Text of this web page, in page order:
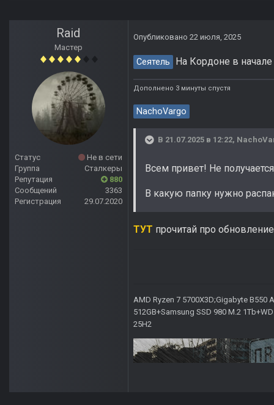
Raid
Мастер
Статус
Не в сети
Группа
Сталкеры
Репутация
880
Сообщений
3363
Регистрация
29.07.2020
Опубликовано 22 июля, 2025
Сеятель На Кордоне в
Дополнено 3 минуты спустя
NachoVargo
В 21.07.2025 в 12:22,
Всем привет! Не
В какую папку нужно
ТУТ прочитай про обновление
AMD Ryzen 7 5700X3D;Gigabyte B550
512GB+Samsung SSD 980 M.2
25H2